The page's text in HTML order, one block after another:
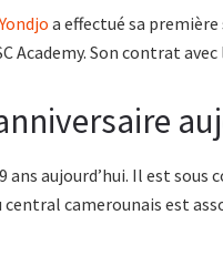
a effectué sa
Academy. Son contrat
ans aujourd’hui. Il est sous
camerounais est